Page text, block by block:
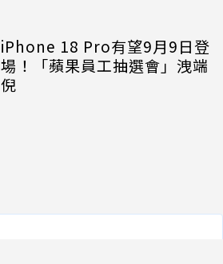
iPhone 18 Pro有望9月9日登
場！「蘋果員工抽選會」洩端
倪